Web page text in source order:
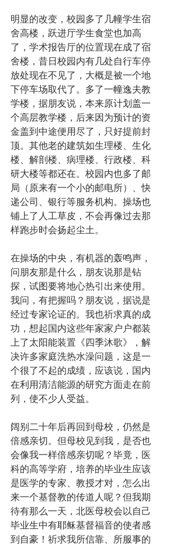
明显的改变，校园多了几幢学生宿
舍高楼，跃进厅学生食堂也加高
了，学术报告厅的位置现在成了宿
舍楼，昔日校园内有几处自行车停
放处现在不见了，大概是被一个地
下停车场取代了。多了一幢逸夫教
学楼，据朋友说，本来原计划盖一
个高层教学楼，后来因为预计的资
金盖到中途便用尽了，只好提前封
顶。其他老的建筑如生理楼、生化
楼、解剖楼、病理楼、行政楼、科
研大楼等都还在。校园内也多了邮
局（原来有一个小的邮电所）、快
递公司、银行等服务机构。操场也
铺上了人工草皮，不会再像过去那
样跑步时会扬起尘土。
在操场的中央，有机器的轰鸣声，
问朋友那是什么，朋友说那是钻
探，试图要将地心热引出来使用。
我问，有把握吗？朋友说，据说是
经过专家论证的。我也祈求真的成
功，想起国内这些年家家户户都装
上了太阳能装置《四季沐歌》，解
决许多家庭洗热水澡问题，这是一
个很了不起的成绩，应该说，国内
在利用清洁能源的研究方面走在前
列，使不少人受益。
阔别二十年后再回到母校，仍然是
倍感亲切。但母校见到我，是否也
会像我一样倍感亲切呢？毕竟，医
科的高等学府，培养的毕业生应该
是医学的专家、教授才对，怎么出
来一个基督教的传道人呢？但我期
待有那么一天，北医母校会以自己
毕业生中有耶稣基督福音的使者感
到自豪！祈求我所信靠、所服事的